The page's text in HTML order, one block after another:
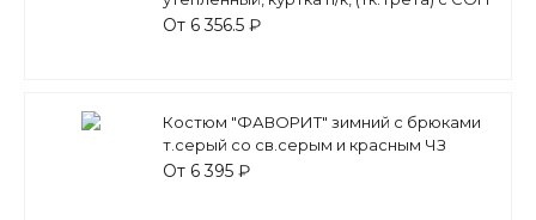
цв. т.синий с серым (ЧЗ)
От 6 356.5 ₽
Костюм "ФАВОРИТ" зимний с брюками
т.серый со св.серым и красным ЧЗ
От 6 395 ₽